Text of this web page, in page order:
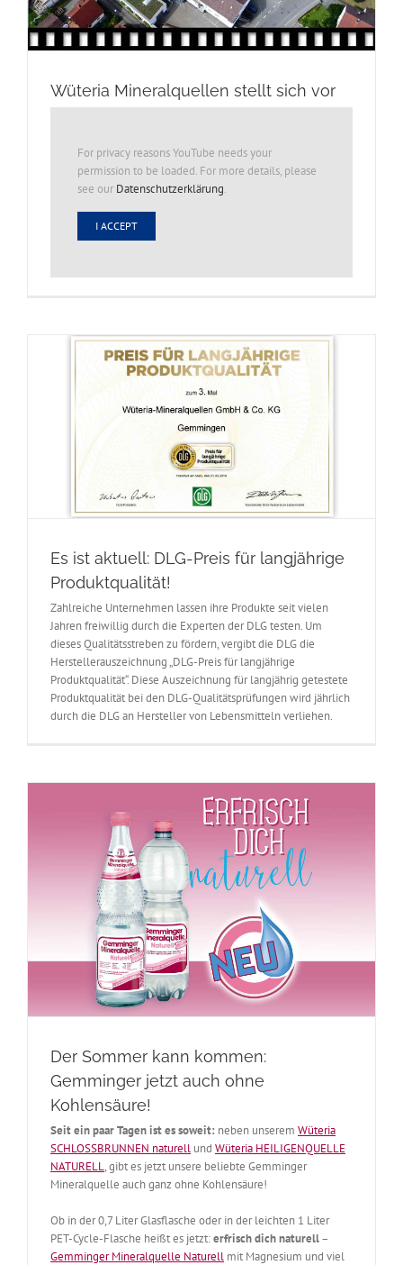
Wüteria Mineralquellen stellt sich vor
For privacy reasons YouTube needs your
permission to be loaded. For more details, please
see our Datenschutzerklärung.
I ACCEPT
Es ist aktuell: DLG-Preis für langjährige
Produktqualität!
Zahlreiche Unternehmen lassen ihre Produkte seit vielen
Jahren freiwillig durch die Experten der DLG testen. Um
dieses Qualitätsstreben zu fördern, vergibt die DLG die
Herstellerauszeichnung „DLG-Preis für langjährige
Produktqualität“. Diese Auszeichnung für langjährig getestete
Produktqualität bei den DLG-Qualitätsprüfungen wird jährlich
durch die DLG an Hersteller von Lebensmitteln verliehen.
Der Sommer kann kommen:
Gemminger jetzt auch ohne
Kohlensäure!
Seit ein paar Tagen ist es soweit: neben unserem Wüteria
SCHLOSSBRUNNEN naturell und Wüteria HEILIGENQUELLE
NATURELL, gibt es jetzt unsere beliebte Gemminger
Mineralquelle auch ganz ohne Kohlensäure!
Ob in der 0,7 Liter Glasflasche oder in der leichten 1 Liter
PET-Cycle-Flasche heißt es jetzt:erfrisch dich naturell–
Gemminger Mineralquelle Naturell mit Magnesium und viel